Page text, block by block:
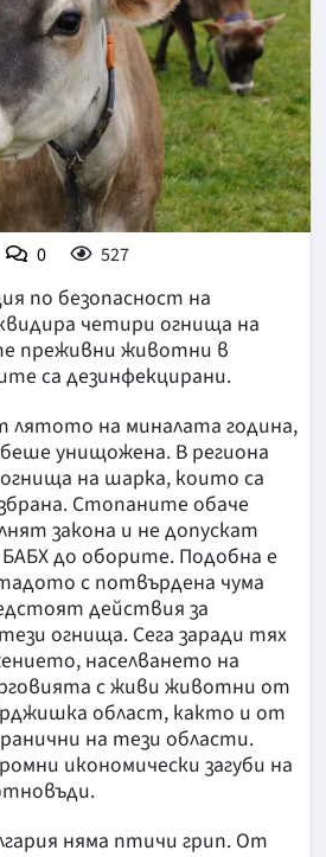
0 527
по безопасност на
четири огнища на
преживни животни в
са дезинфекцирани.
лятото на миналата година,
унищожена. В региона
на шарка, които са
Стопаните обаче
закона и не допускат
до оборите. Подобна е
с потвърдена чума
действия за
огнища. Сега заради тях
населването на
с живи животни от
област, както и от
на тези области.
икономически загуби на
няма птичи грип. От